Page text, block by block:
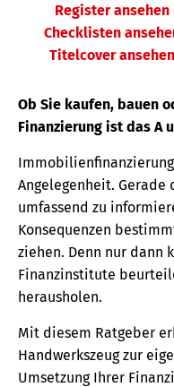
Register ansehen
Checklisten
Titelcover ansehen
Ob Sie kaufen, bauen
Finanzierung ist das A
Angelegenheit. Gerade
umfassend zu
Konsequenzen
ziehen. Denn nur dann
Finanzinstitute
herausholen.
Mit diesem Ratgeber
Handwerkszeug zur
Umsetzung Ihrer